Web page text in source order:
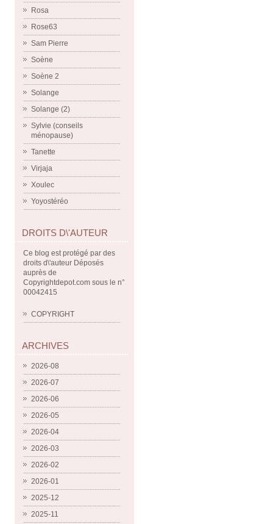
Rosa
Rose63
Sam Pierre
Soène
Soène 2
Solange
Solange (2)
Sylvie (conseils
ménopause)
Tanette
Virjaja
Xoulec
Yoyostéréo
DROITS D\'AUTEUR
Ce blog est protégé par des
droits d\'auteur Déposés
auprès de
Copyrightdepot.com sous le n°
00042415
COPYRIGHT
ARCHIVES
2026-08
2026-07
2026-06
2026-05
2026-04
2026-03
2026-02
2026-01
2025-12
2025-11